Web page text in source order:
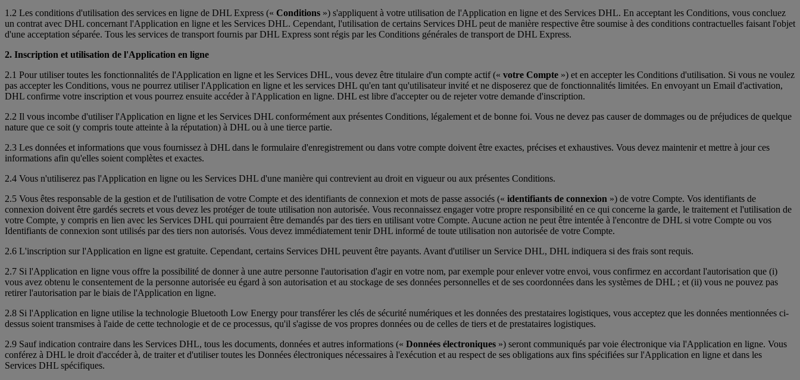
1.2 Les conditions d'utilisation des services en ligne de DHL Express (« Conditions ») s'appliquent à votre utilisation de l'Application en ligne et des Services DHL. En acceptant les Conditions, vous concluez
un contrat avec DHL concernant l'Application en ligne et les Services DHL. Cependant, l'utilisation de certains Services DHL peut de manière respective être soumise à des conditions contractuelles faisant l'objet
d'une acceptation séparée. Tous les services de transport fournis par DHL Express sont régis par les Conditions générales de transport de DHL Express.
2. Inscription et utilisation de l'Application en ligne
2.1 Pour utiliser toutes les fonctionnalités de l'Application en ligne et les Services DHL, vous devez être titulaire d'un compte actif (« votre Compte ») et en accepter les Conditions d'utilisation. Si vous ne voulez
pas accepter les Conditions, vous ne pourrez utiliser l'Application en ligne et les services DHL qu'en tant qu'utilisateur invité et ne disposerez que de fonctionnalités limitées. En envoyant un Email d'activation,
DHL confirme votre inscription et vous pourrez ensuite accéder à l'Application en ligne. DHL est libre d'accepter ou de rejeter votre demande d'inscription.
2.2 Il vous incombe d'utiliser l'Application en ligne et les Services DHL conformément aux présentes Conditions, légalement et de bonne foi. Vous ne devez pas causer de dommages ou de préjudices de quelque
nature que ce soit (y compris toute atteinte à la réputation) à DHL ou à une tierce partie.
2.3 Les données et informations que vous fournissez à DHL dans le formulaire d'enregistrement ou dans votre compte doivent être exactes, précises et exhaustives. Vous devez maintenir et mettre à jour ces
informations afin qu'elles soient complètes et exactes.
2.4 Vous n'utiliserez pas l'Application en ligne ou les Services DHL d'une manière qui contrevient au droit en vigueur ou aux présentes Conditions.
2.5 Vous êtes responsable de la gestion et de l'utilisation de votre Compte et des identifiants de connexion et mots de passe associés (« identifiants de connexion ») de votre Compte. Vos identifiants de
connexion doivent être gardés secrets et vous devez les protéger de toute utilisation non autorisée. Vous reconnaissez engager votre propre responsibilité en ce qui concerne la garde, le traitement et l'utilisation de
votre Compte, y compris en lien avec les Services DHL qui pourraient être demandés par des tiers en utilisant votre Compte. Aucune action ne peut être intentée à l'encontre de DHL si votre Compte ou vos
Identifiants de connexion sont utilisés par des tiers non autorisés. Vous devez immédiatement tenir DHL informé de toute utilisation non autorisée de votre Compte.
2.6 L'inscription sur l'Application en ligne est gratuite. Cependant, certains Services DHL peuvent être payants. Avant d'utiliser un Service DHL, DHL indiquera si des frais sont requis.
2.7 Si l'Application en ligne vous offre la possibilité de donner à une autre personne l'autorisation d'agir en votre nom, par exemple pour enlever votre envoi, vous confirmez en accordant l'autorisation que (i)
vous avez obtenu le consentement de la personne autorisée eu égard à son autorisation et au stockage de ses données personnelles et de ses coordonnées dans les systèmes de DHL ; et (ii) vous ne pouvez pas
retirer l'autorisation par le biais de l'Application en ligne.
2.8 Si l'Application en ligne utilise la technologie Bluetooth Low Energy pour transférer les clés de sécurité numériques et les données des prestataires logistiques, vous acceptez que les données mentionnées ci-
dessus soient transmises à l'aide de cette technologie et de ce processus, qu'il s'agisse de vos propres données ou de celles de tiers et de prestataires logistiques.
2.9 Sauf indication contraire dans les Services DHL, tous les documents, données et autres informations (« Données électroniques ») seront communiqués par voie électronique via l'Application en ligne. Vous
conférez à DHL le droit d'accéder à, de traiter et d'utiliser toutes les Données électroniques nécessaires à l'exécution et au respect de ses obligations aux fins spécifiées sur l'Application en ligne et dans les
Services DHL spécifiques.